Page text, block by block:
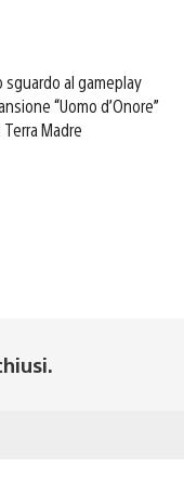
sguardo al gameplay
“Uomo d’Onore”
Madre